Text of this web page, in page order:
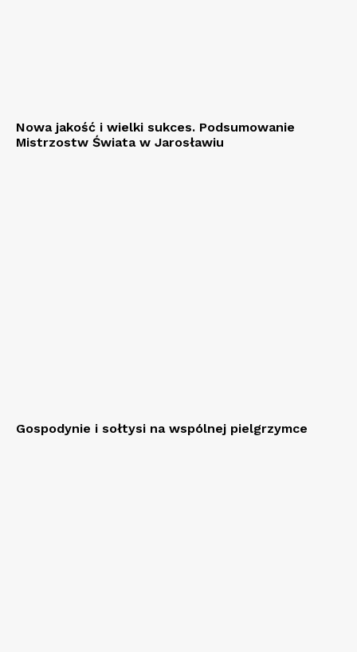
Nowa jakość i wielki sukces. Podsumowanie
Mistrzostw Świata w Jarosławiu
Gospodynie i sołtysi na wspólnej pielgrzymce